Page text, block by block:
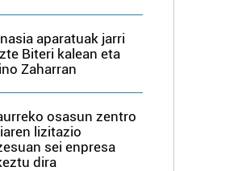
aparatuak jarri
Biteri kalean eta
Zaharran
osasun zentro
lizitazio
sei enpresa
dira